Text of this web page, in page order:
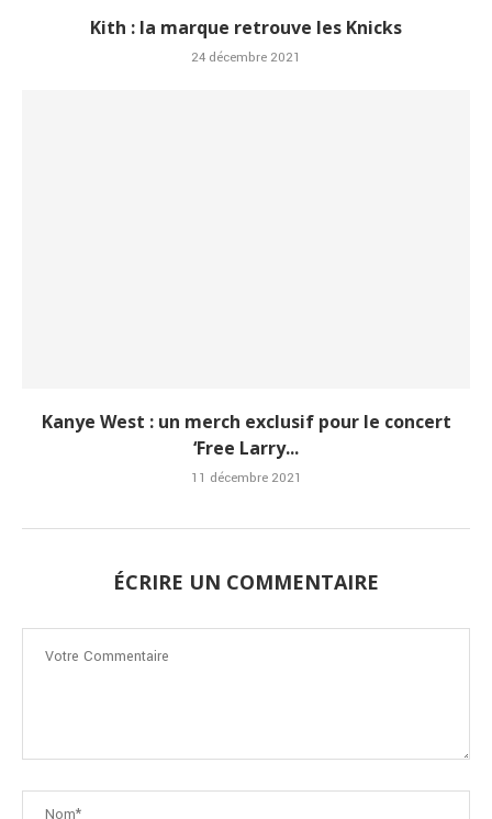
Kith : la marque retrouve les Knicks
24 décembre 2021
Kanye West : un merch exclusif pour le concert
‘Free Larry...
11 décembre 2021
ÉCRIRE UN COMMENTAIRE